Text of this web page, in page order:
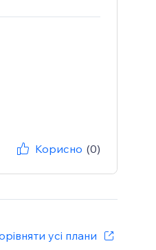
Корисно (0)
усі плани